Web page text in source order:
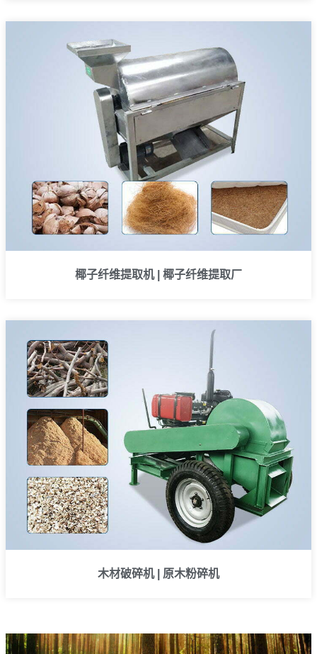
椰子纤维提取机 | 椰子纤维提取厂
木材破碎机 | 原木粉碎机